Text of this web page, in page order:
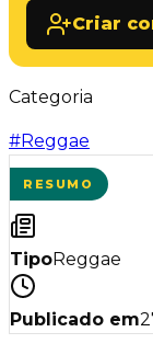
Criar
Categoria
#Reggae
RESUMO
TipoReggae
Publicado em